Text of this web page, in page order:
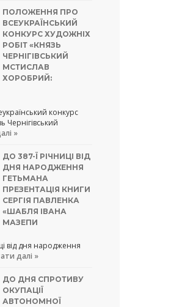
ПОЛОЖЕННЯ ПРО
ВСЕУКРАЇНСЬКИЙ
КОНКУРС ХУДОЖНІХ
РОБІТ «КНЯЗЬ
ЧЕРНІГІВСЬКИЙ
МСТИСЛАВ
ХОРОБРИЙ:
конкурс
Чернігівський
»
ДО 387-Ї РІЧНИЦІ ВІД
ДНЯ НАРОДЖЕННЯ
ГЕТЬМАНА
ПРЕЗЕНТАЦІЯ КНИГИ
СЕРГІЯ ПАВЛЕНКА
«ШАБЛЯ ІВАНА
МАЗЕПИ
від дня народження
далі »
ДО ДНЯ СПРОТИВУ
ОКУПАЦІЇ
АВТОНОМНОЇ